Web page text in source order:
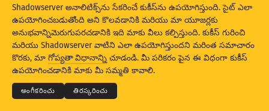
నవీకరణ రీసెట్
PNG గా డౌన్‌లోడ్ చేయండి
© 2026THE SHADOWSERVER FOUNDATION
గోప్యత మరియు షరతులు
మమ్మల్ని సంప్రదించండి: క్రెడిట్స్
Shadowserver అనాలిటిక్స్‌ను సేకరించే కుకీస్‌ను ఉపయోగిస్తుంది. సైట్ ఎలా
ఉపయోగించబడుతోంది అని కొలవడానికి మరియు మా యూజర్లకు
అనుభవాన్నిమెరుగుపరచడానికి ఇది మాకు వీలు కల్పిస్తుంది. కుకీస్ గురించి
మరియు Shadowserver వాటిని ఎలా ఉపయోగిస్తుందని మరింత సమాచారం
కొరకు, మా గోప్యతా విధానాన్ని చూడండి. మీ పరికరం పైన ఈ విధంగా కుకీస్
ఉపయోగించడానికి మాకు మీ సమ్మతి కావాలి.
అంగీకరించు తిరస్కరించు